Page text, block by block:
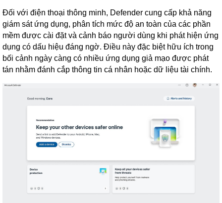
Đối với điện thoại thông minh, Defender cung cấp khả năng
giám sát ứng dụng, phân tích mức độ an toàn của các phần
mềm được cài đặt và cảnh báo người dùng khi phát hiện ứng
dụng có dấu hiệu đáng ngờ. Điều này đặc biệt hữu ích trong
bối cảnh ngày càng có nhiều ứng dụng giả mạo được phát
tán nhằm đánh cắp thông tin cá nhân hoặc dữ liệu tài chính.